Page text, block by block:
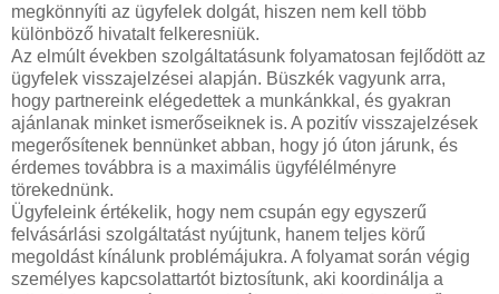
megkönnyíti az ügyfelek dolgát, hiszen nem kell több
különböző hivatalt felkeresniük.
Az elmúlt években szolgáltatásunk folyamatosan fejlődött az
ügyfelek visszajelzései alapján. Büszkék vagyunk arra,
hogy partnereink elégedettek a munkánkkal, és gyakran
ajánlanak minket ismerőseiknek is. A pozitív visszajelzések
megerősítenek bennünket abban, hogy jó úton járunk, és
érdemes továbbra is a maximális ügyfélélményre
törekednünk.
Ügyfeleink értékelik, hogy nem csupán egy egyszerű
felvásárlási szolgáltatást nyújtunk, hanem teljes körű
megoldást kínálunk problémájukra. A folyamat során végig
személyes kapcsolattartót biztosítunk, aki koordinálja a